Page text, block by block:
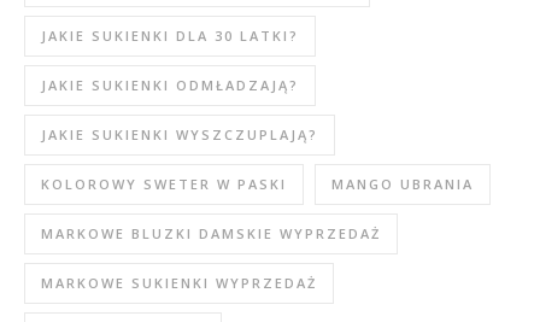
JAKIE SUKIENKI DLA 30 LATKI?
JAKIE SUKIENKI ODMŁADZAJĄ?
JAKIE SUKIENKI WYSZCZUPLAJĄ?
KOLOROWY SWETER W PASKI MANGO UBRANIA
MARKOWE BLUZKI DAMSKIE WYPRZEDAŻ
MARKOWE SUKIENKI WYPRZEDAŻ